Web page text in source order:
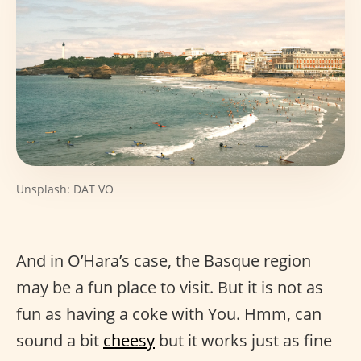
Unsplash: DAT VO
And in O’Hara’s case, the Basque region
may be a fun place to visit. But it is not as
fun as having a coke with You. Hmm, can
sound a bit cheesy but it works just as fine